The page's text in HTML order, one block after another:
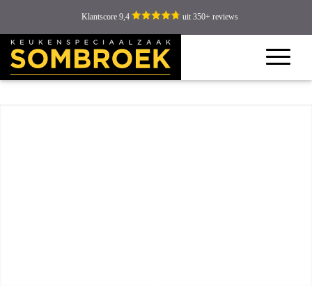
Klantscore 9,4 uit 350+ reviews